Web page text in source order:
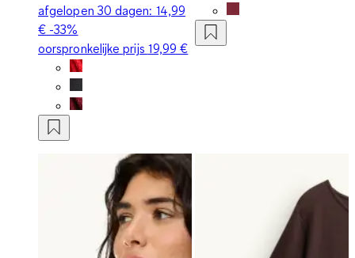
afgelopen 30 dagen: 14,99
€ -33%
oorspronkelijke prijs 19,99 €